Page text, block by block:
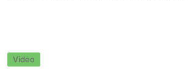
Video